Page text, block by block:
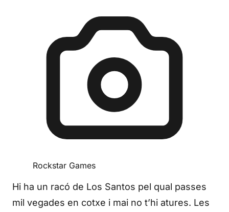
Rockstar Games
Hi ha un racó de Los Santos pel qual passes
mil vegades en cotxe i mai no t’hi atures. Les